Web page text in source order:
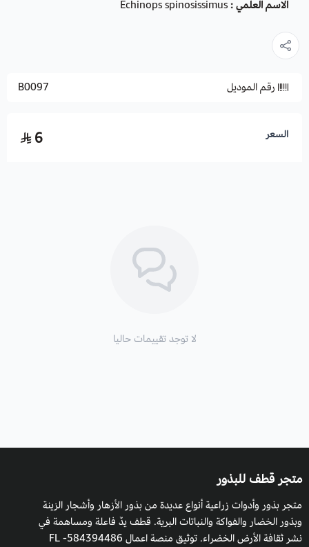
الاسم العلمي :Echinops spinosissimus
رقم الموديل B0097
السعر 6
لا توجد تقييمات حاليا
متجر قطف للبذور
متجر بذور وأدوات زراعية أنواع عديدة من بذور الأزهار وأشجار الزينة
وبذور الخضار والفواكة والنباتات البرية. قطف يدٌ فاعلة ومساهمة في
نشر ثقافة الأرض الخضراء. توثيق منصة اعمال 584394486- FL